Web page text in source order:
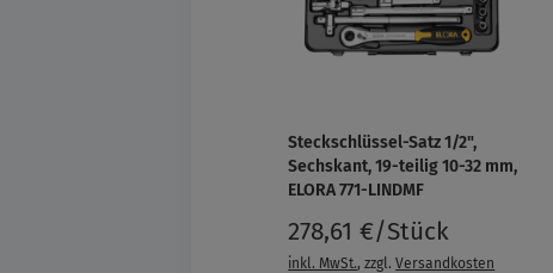
Steckschlüssel-Satz 1/2",
Sechskant, 19-teilig 10-32 mm,
ELORA 771-LINDMF
278,61 €/Stück
inkl. MwSt., zzgl.Versandkosten